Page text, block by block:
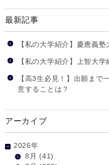
最新記事
【私の大学紹介】慶應義
【私の大学紹介】上智大
【高3生必見！】出願まで
意することは？
アーカイブ
2026年
8月 (41)